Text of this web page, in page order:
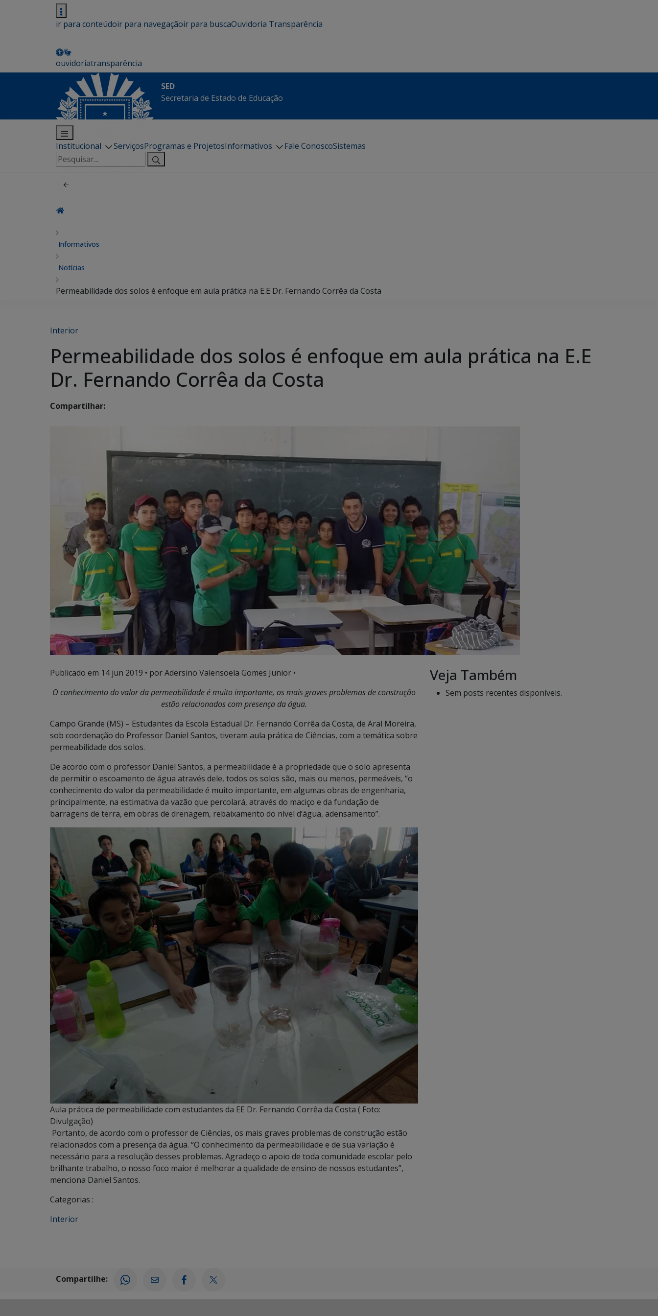
ir para conteúdoir para navegaçãoir para buscaOuvidoria Transparência
ouvidoriatransparência
SED
Secretaria de Estado de Educação
Institucional ServiçosProgramas e ProjetosInformativos Fale ConoscoSistemas
Pesquisar
por:
Informativos
Notícias
Permeabilidade dos solos é enfoque em aula prática na E.E Dr. Fernando Corrêa da Costa
Interior
Permeabilidade dos solos é enfoque em aula prática na E.E
Dr. Fernando Corrêa da Costa
Compartilhar:
Publicado em 14 jun 2019 • por Adersino Valensoela Gomes Junior •
O conhecimento do valor da permeabilidade é muito importante, os mais graves problemas de construção
estão relacionados com presença da água.
Campo Grande (MS) – Estudantes da Escola Estadual Dr. Fernando Corrêa da Costa, de Aral Moreira,
sob coordenação do Professor Daniel Santos, tiveram aula prática de Ciências, com a temática sobre
permeabilidade dos solos.
De acordo com o professor Daniel Santos, a permeabilidade é a propriedade que o solo apresenta
de permitir o escoamento de água através dele, todos os solos são, mais ou menos, permeáveis, “o
conhecimento do valor da permeabilidade é muito importante, em algumas obras de engenharia,
principalmente, na estimativa da vazão que percolará, através do maciço e da fundação de
barragens de terra, em obras de drenagem, rebaixamento do nível d’água, adensamento”.
Aula prática de permeabilidade com estudantes da EE Dr. Fernando Corrêa da Costa ( Foto:
Divulgação)
Portanto, de acordo com o professor de Ciências, os mais graves problemas de construção estão
relacionados com a presença da água. “O conhecimento da permeabilidade e de sua variação é
necessário para a resolução desses problemas. Agradeço o apoio de toda comunidade escolar pelo
brilhante trabalho, o nosso foco maior é melhorar a qualidade de ensino de nossos estudantes”,
menciona Daniel Santos.
Categorias :
Interior
Veja Também
Sem posts recentes disponíveis.
Compartilhe: